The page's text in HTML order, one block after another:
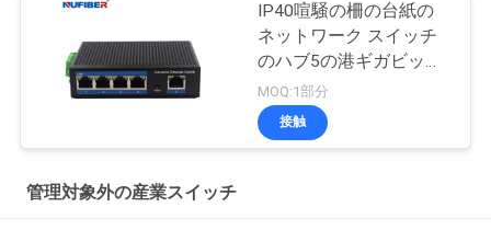
IP40喧騒の柵の台紙の
ネットワーク スイッチ
のハブ5の港ギガビット
Rj45 UTPインターフェ
イス
MOQ:1部分
接触
管理対象外の産業スイッチ